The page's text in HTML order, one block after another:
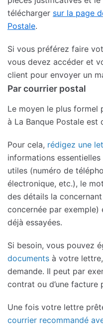
télécharger sur la page
Postale.
Si vous préférez faire
vous devez accéder et
client pour envoyer un
Par courrier postal
Le moyen le plus formel
à La Banque Postale
Pour cela, rédigez une
informations
utiles (numéro de
électronique, etc.), le
des détails la concernant
concernée par exemple)
déjà essayées.
Si besoin, vous pouvez
documents à votre
demande. Il peut par
contrat ou d’une facture
Une fois votre lettre
courrier recommandé